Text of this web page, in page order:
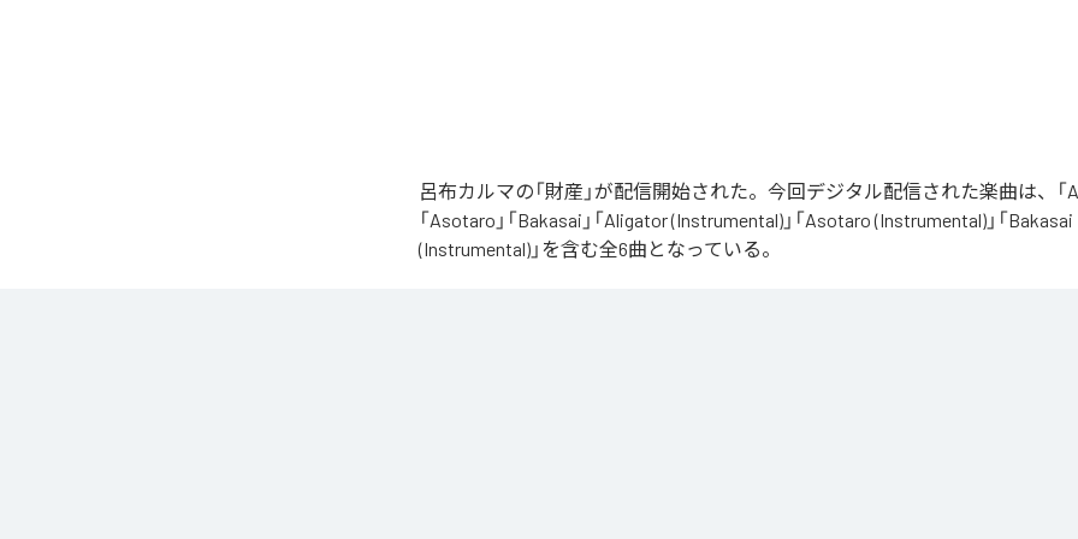
呂布カルマの「財産」が配信開始された。今回デジタル配信された楽曲は、「
「Asotaro」「Bakasai」「Aligator (Instrumental)」「Asotaro (Instrumental)」「Bakasai
(Instrumental)」を含む全6曲となっている。